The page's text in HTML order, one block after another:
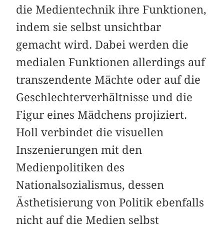
die Medientechnik ihre Funktionen,
indem sie selbst unsichtbar
gemacht wird. Dabei werden die
medialen Funktionen allerdings auf
transzendente Mächte oder auf die
Geschlechterverhältnisse und die
Figur eines Mädchens projiziert.
Holl verbindet die visuellen
Inszenierungen mit den
Medienpolitiken des
Nationalsozialismus, dessen
Ästhetisierung von Politik ebenfalls
nicht auf die Medien selbst